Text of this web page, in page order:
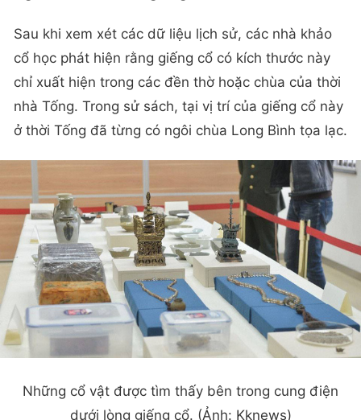
Sau khi xem xét các dữ liệu lịch sử, các nhà khảo
cổ học phát hiện rằng giếng cổ có kích thước này
chỉ xuất hiện trong các đền thờ hoặc chùa của thời
nhà Tống. Trong sử sách, tại vị trí của giếng cổ này
ở thời Tống đã từng có ngôi chùa Long Bình tọa lạc.
Những cổ vật được tìm thấy bên trong cung điện
dưới lòng giếng cổ. (Ảnh: Kknews)